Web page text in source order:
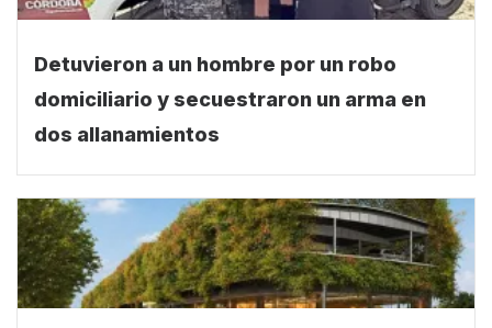
Detuvieron a un hombre por un robo
domiciliario y secuestraron un arma en
dos allanamientos